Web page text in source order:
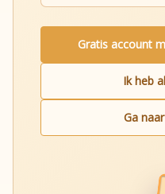
Gratis account
Ik heb
Ga